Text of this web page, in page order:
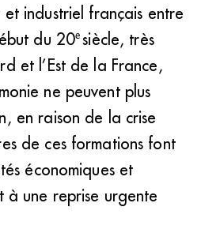
plupart des orchestres à vents
Une absence d’activité qui
tant économiques que
et industriel français entre
du 20esiècle, très
et l’Est de la France,
ne peuvent plus
en raison de la crise
de ces formations font
économiques et
à une reprise urgente